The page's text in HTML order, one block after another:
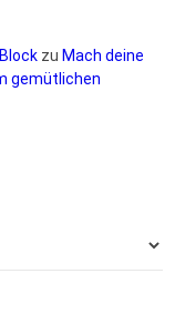
zu Mach deine
gemütlichen